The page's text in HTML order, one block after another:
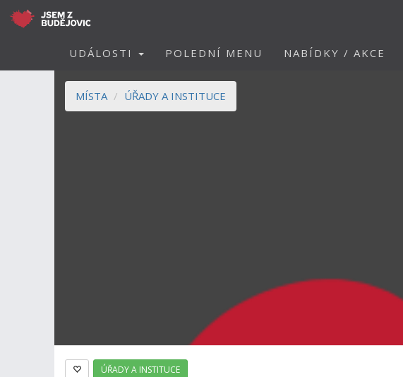
UDÁLOSTI POLEDNÍ MENU NABÍDKY / AKCE
MÍSTA ÚŘADY A INSTITUCE
ÚŘADY A INSTITUCE